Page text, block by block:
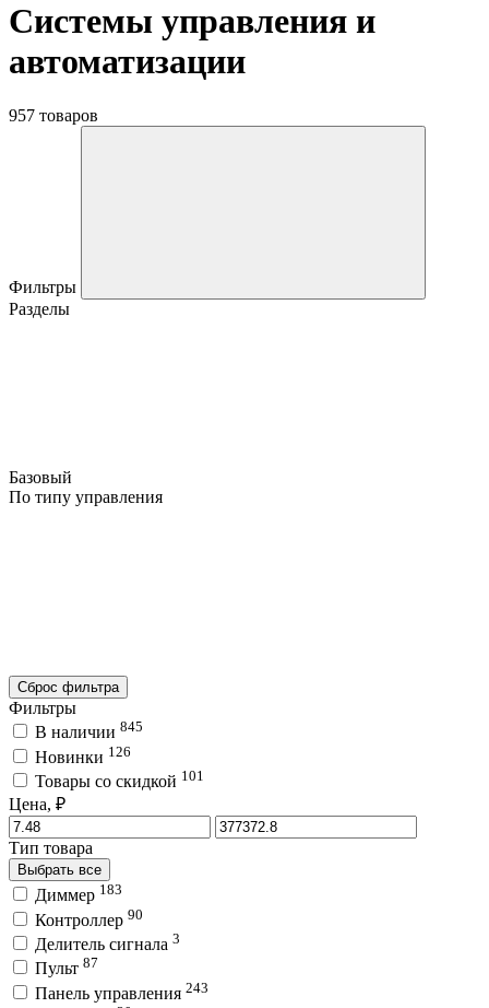
Системы управления и
автоматизации
957 товаров
Фильтры
Разделы
Базовый
По типу управления
Сброс фильтра
Фильтры
В наличии 845
Новинки 126
Товары со скидкой 101
Цена, ₽
Тип товара
Выбрать все
Диммер 183
Контроллер 90
Делитель сигнала 3
Пульт 87
Панель управления 243